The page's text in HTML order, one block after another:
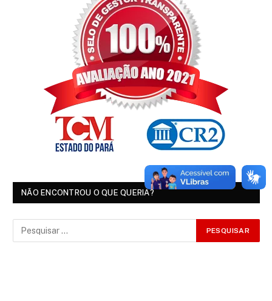
NÃO ENCONTROU O QUE QUERIA?